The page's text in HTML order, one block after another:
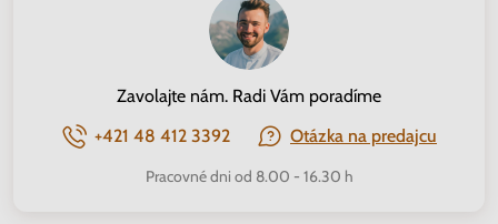
Zavolajte nám. Radi Vám poradíme
+421 48 412 3392
Otázka na predajcu
Pracovné dni od 8.00 - 16.30 h